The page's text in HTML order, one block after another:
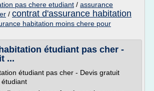
pas chere etudiant / assurance
/ contrat d'assurance habitation
habitation moins chere pour
étudiant pas cher -
...
étudiant pas cher - Devis gratuit